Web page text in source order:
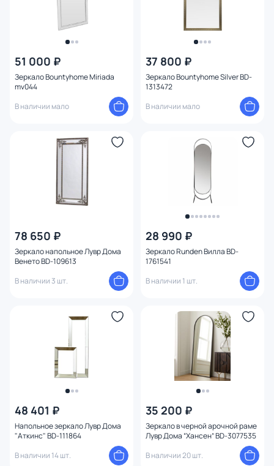
51 000 ₽
Зеркало Bountyhome Miriada
mv044
В наличии мало
37 800 ₽
Зеркало Bountyhome Silver BD-
1313472
В наличии мало
78 650 ₽
Зеркало напольное Лувр Дома
Венето BD-109613
В наличии 3 шт.
28 990 ₽
Зеркало Runden Вилла BD-
1761541
В наличии 1 шт.
48 401 ₽
Напольное зеркало Лувр Дома
"Аткинс" BD-111864
В наличии 14 шт.
35 200 ₽
Зеркало в черной арочной раме
Лувр Дома “Хансен” BD-3077535
В наличии 20 шт.